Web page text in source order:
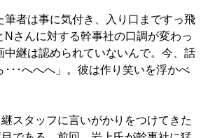
者は事に気付き、入り口まですっ飛
Nさんに対する幹事社の口調が変わっ
中継は認められていないんで。今、話
･･･へへへ」。彼は作り笑いを浮かべ
スタッフに言いがかりをつけてきた